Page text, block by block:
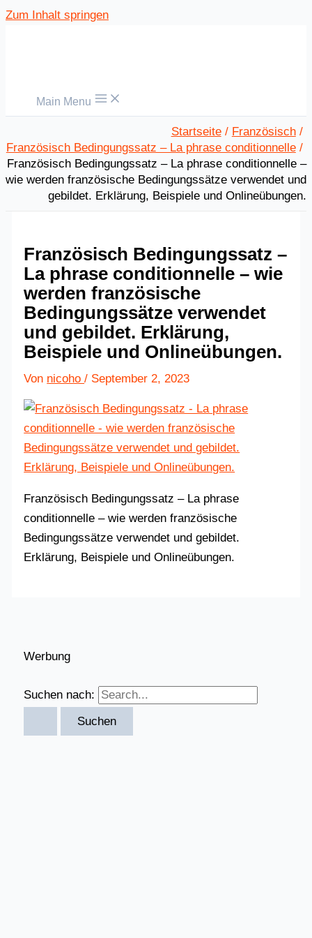
Zum Inhalt springen
Main Menu
Startseite
Französisch
Französisch Bedingungssatz – La phrase conditionnelle
Französisch Bedingungssatz – La phrase conditionnelle –
wie werden französische Bedingungssätze verwendet und
gebildet. Erklärung, Beispiele und Onlineübungen.
Französisch Bedingungssatz –
La phrase conditionnelle – wie
werden französische
Bedingungssätze verwendet
und gebildet. Erklärung,
Beispiele und Onlineübungen.
Von nicoho/ September 2, 2023
Französisch Bedingungssatz – La phrase
conditionnelle – wie werden französische
Bedingungssätze verwendet und gebildet.
Erklärung, Beispiele und Onlineübungen.
Werbung
Suchen nach: